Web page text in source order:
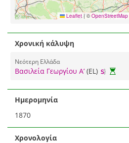
Leaflet | ©OpenStreetMap
Χρονική κάλυψη
Νεότερη Ελλάδα
Βασιλεία Γεωργίου Α’ (EL)
Ημερομηνία
1870
Χρονολογία